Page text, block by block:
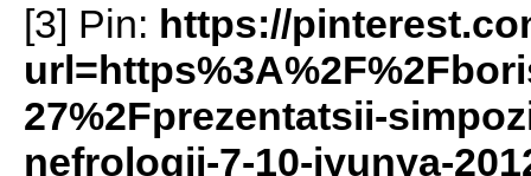
[3] Pin: https://
27%2Fprezentatsii-
nefrologii-7-10-iyunya-